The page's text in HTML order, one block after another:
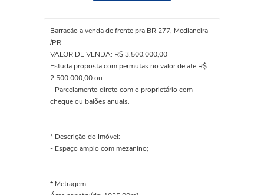
Barracão a venda de frente pra BR 277, Medianeira
/PR
VALOR DE VENDA: R$ 3.500.000,00
Estuda proposta com permutas no valor de ate R$
2.500.000,00 ou
- Parcelamento direto com o proprietário com
cheque ou balões anuais.
* Descrição do Imóvel:
- Espaço amplo com mezanino;
* Metragem: